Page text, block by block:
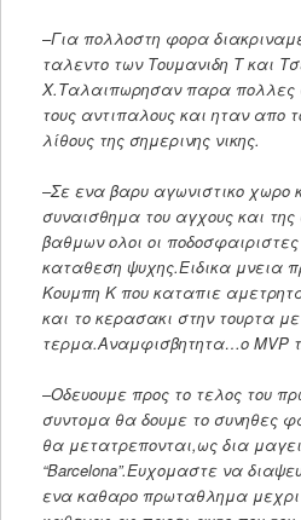
–Για πολλοστη φορα
ταλεντο των Τουμανιδη Τ και
Χ.Ταλαιπωρησαν παρα πολλες
τους αντιπαλους και ηταν απο
λίθους της σημερινης νικης.
–Σε ενα βαρυ αγωνιστικο χωρο
συναισθημα του αγχους και
βαθμων ολοι οι
καταθεση ψυχης.Ειδικα μνεια
Κουμπη Κ που καταπιε
και το κερασακι στην τουρτα
τερμα.Αναμφισβητητα…ο MVP
–Οδευουμε προς το τελος του
συντομα θα δουμε το συνηθες
θα μετατρεπονται,ως δια
“Barcelona”.Ευχομαστε να
ενα καθαρο πρωταθλημα μεχρι